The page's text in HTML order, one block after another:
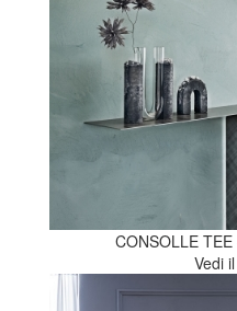
CONSOLLE
Vedi